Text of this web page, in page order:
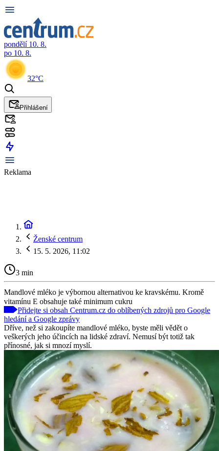
pondělí 10. 8.
po 10. 8.
32°C
Přihlášení
Reklama
Ženské centrum
15. 5. 2026, 11:02
3 min
Mandlové mléko je výbornou alternativou ke kravskému. Kromě
vitamínu E obsahuje také minimum cukru
Přidejte si obsah Centrum.cz do oblíbených zdrojů pro Google
hledání a Google zprávy
Dříve, než si zakoupíte mandlové mléko, byste měli vědět o
veškerých jeho účincích na lidské zdraví. Nemusí být totiž tak
přínosné, jak si mnozí myslí.